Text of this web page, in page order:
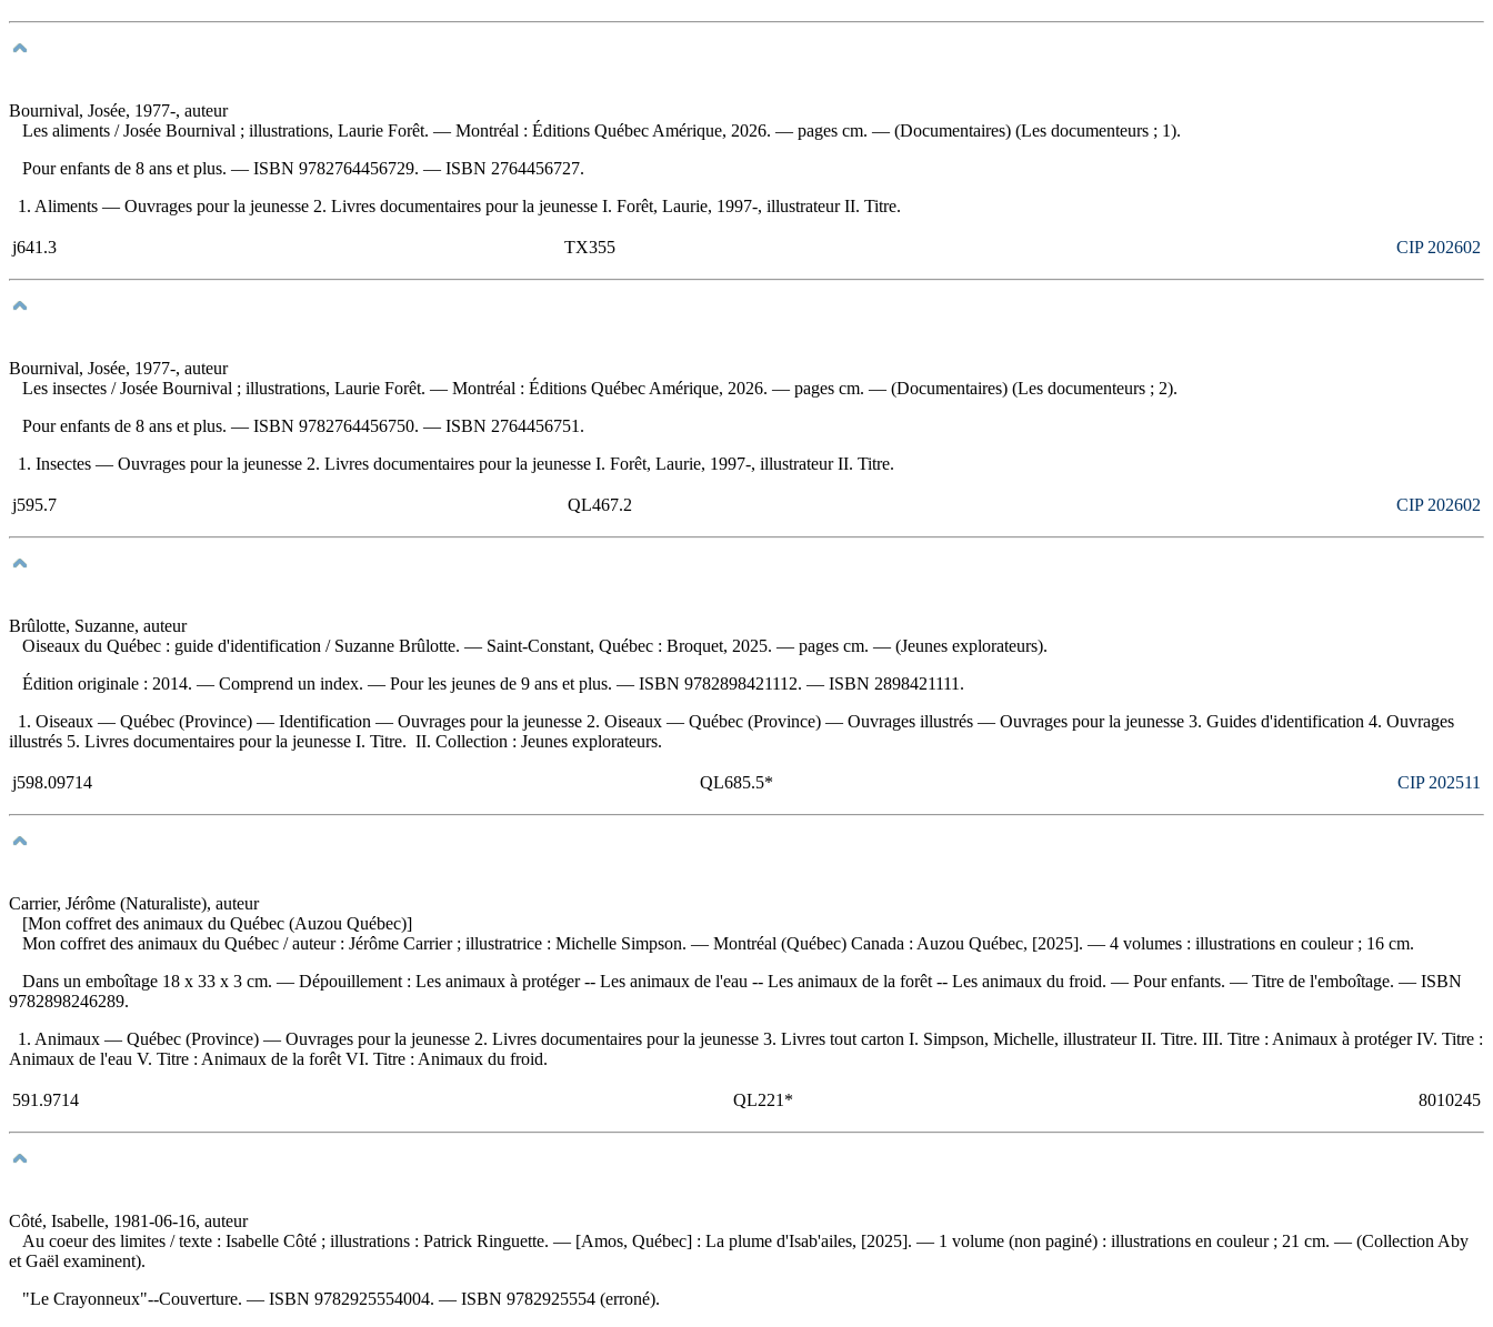
Bournival, Josée, 1977-, auteur
Les aliments / Josée Bournival ; illustrations, Laurie Forêt. — Montréal : Éditions Québec Amérique, 2026. — pages cm. — (Documentaires) (Les documenteurs ; 1).
Pour enfants de 8 ans et plus. — ISBN 9782764456729. — ISBN 2764456727.
1. Aliments — Ouvrages pour la jeunesse 2. Livres documentaires pour la jeunesse I. Forêt, Laurie, 1997-, illustrateur II. Titre.
j641.3 TX355 CIP 202602
Bournival, Josée, 1977-, auteur
Les insectes / Josée Bournival ; illustrations, Laurie Forêt. — Montréal : Éditions Québec Amérique, 2026. — pages cm. — (Documentaires) (Les documenteurs ; 2).
Pour enfants de 8 ans et plus. — ISBN 9782764456750. — ISBN 2764456751 .
1. Insectes — Ouvrages pour la jeunesse 2. Livres documentaires pour la jeunesse I. Forêt, Laurie, 1997-, illustrateur II. Titre.
j595.7 QL467.2 CIP 202602
Brûlotte, Suzanne, auteur
Oiseaux du Québec : guide d'identification / Suzanne Brûlotte. — Saint-Constant, Québec : Broquet, 2025. — pages cm. — (Jeunes explorateurs).
Édition originale : 2014. — Comprend un index. — Pour les jeunes de 9 ans et plus. — ISBN 9782898421112. — ISBN 2898421111 .
1. Oiseaux — Québec (Province) — Identification — Ouvrages pour la jeunesse 2. Oiseaux — Québec (Province) — Ouvrages illustrés — Ouvrages pour la jeunesse 3. Guides d'identification 4. Ouvrages
illustrés 5. Livres documentaires pour la jeunesse I. Titre. II. Collection : Jeunes explorateurs.
j598.09714 QL685.5* CIP 202511
Carrier, Jérôme (Naturaliste), auteur
[Mon coffret des animaux du Québec (Auzou Québec)]
Mon coffret des animaux du Québec / auteur : Jérôme Carrier ; illustratrice : Michelle Simpson. — Montréal (Québec) Canada : Auzou Québec, [2025]. — 4 volumes : illustrations en couleur ; 16 cm.
Dans un emboîtage 18 x 33 x 3 cm. — Dépouillement : Les animaux à protéger -- Les animaux de l'eau -- Les animaux de la forêt -- Les animaux du froid. — Pour enfants. — Titre de l'emboîtage. — ISBN
9782898246289.
1. Animaux — Québec (Province) — Ouvrages pour la jeunesse 2. Livres documentaires pour la jeunesse 3. Livres tout carton I. Simpson, Michelle, illustrateur II. Titre. III. Titre : Animaux à protéger IV. Titre :
Animaux de l'eau V. Titre : Animaux de la forêt VI. Titre : Animaux du froid.
591.9714 QL221* 8010245
Côté, Isabelle, 1981-06-16, auteur
Au coeur des limites / texte : Isabelle Côté ; illustrations : Patrick Ringuette. — [Amos, Québec] : La plume d'Isab'ailes, [2025]. — 1 volume (non paginé) : illustrations en couleur ; 21 cm. — (Collection Aby
et Gaël examinent).
"Le Crayonneux"--Couverture. — ISBN 9782925554004. — ISBN 9782925554 (erroné).